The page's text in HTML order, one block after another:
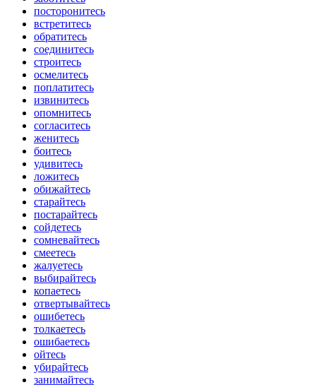
посторонитесь
встретитесь
обратитесь
соединитесь
строитесь
осмелитесь
поплатитесь
извинитесь
опомнитесь
согласитесь
женитесь
боитесь
удивитесь
ложитесь
обижайтесь
старайтесь
постарайтесь
сойдетесь
сомневайтесь
смеетесь
жалуетесь
выбирайтесь
копаетесь
отвертывайтесь
ошибетесь
толкаетесь
ошибаетесь
ойтесь
убирайтесь
занимайтесь